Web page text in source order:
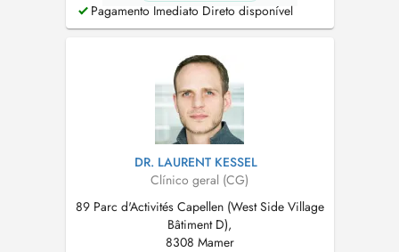
Pagamento Imediato Direto disponível
DR. LAURENT KESSEL
Clínico geral (CG)
89 Parc d'Activités Capellen (West Side Village
Bâtiment D),
8308 Mamer